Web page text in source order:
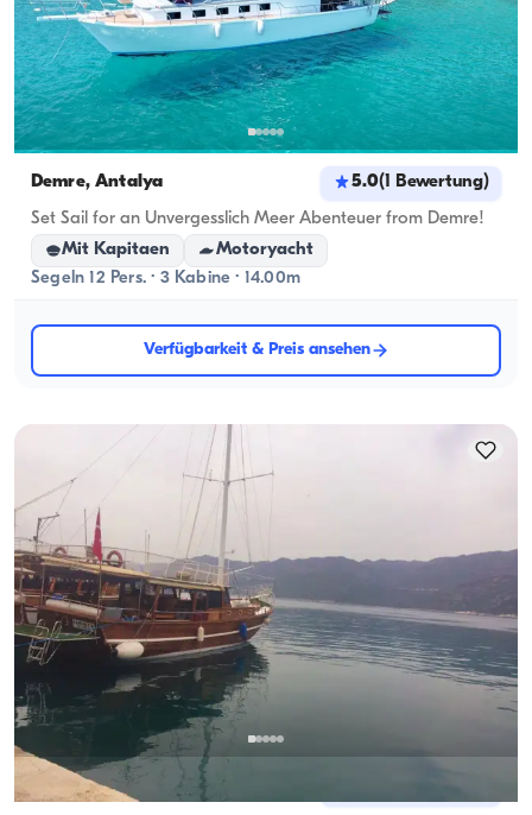
Demre, Antalya 5.0(1 Bewertung)
Set Sail for an Unvergesslich Meer Abenteuer from Demre!
Mit Kapitaen
Motoryacht
Segeln 12 Pers. · 3 Kabine · 14.00m
Verfügbarkeit & Preis ansehen
Demre, Antalya Bewertung